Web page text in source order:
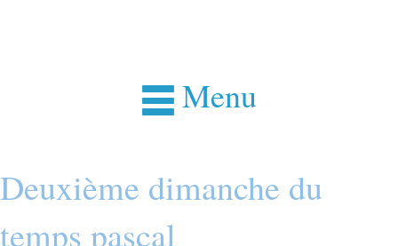
Menu
Deuxième dimanche du
temps pascal